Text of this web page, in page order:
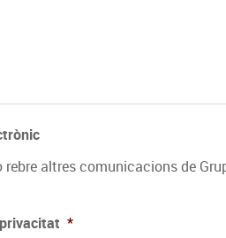
rebre altres comunicacions de
*